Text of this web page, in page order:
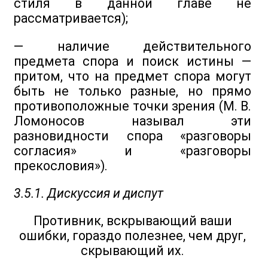
стиля в данной главе не
рассматривается);
— наличие действительного
предмета спора и поиск истины —
притом, что на предмет спора могут
быть не только разные, но прямо
противоположные точки зрения (М. В.
Ломоносов называл эти
разновидности спора «разговоры
согласия» и «разговоры
прекословия»).
3.5.1. Дискуссия и диспут
Противник, вскрывающий ваши
ошибки, гораздо полезнее, чем друг,
скрывающий их.